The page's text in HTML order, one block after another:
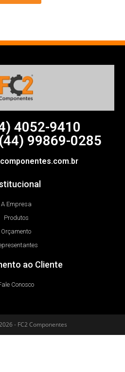
4052-9410
99869-0285
A Empresa
Produtos
Orçamento
ao Cliente
Conosco
- FC2 Componentes